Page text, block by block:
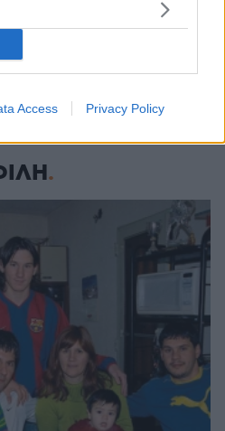
Access Privacy Policy
στη Νιγηρία